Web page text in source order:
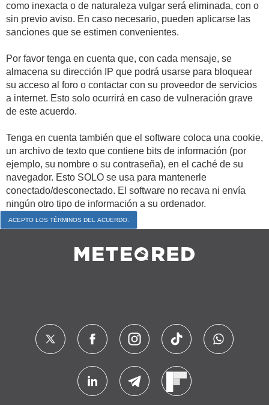
como inexacta o de naturaleza vulgar será eliminada, con o
sin previo aviso. En caso necesario, pueden aplicarse las
sanciones que se estimen convenientes.
Por favor tenga en cuenta que, con cada mensaje, se
almacena su dirección IP que podrá usarse para bloquear
su acceso al foro o contactar con su proveedor de servicios
a internet. Esto solo ocurrirá en caso de vulneración grave
de este acuerdo.
Tenga en cuenta también que el software coloca una cookie,
un archivo de texto que contiene bits de información (por
ejemplo, su nombre o su contraseña), en el caché de su
navegador. Esto SOLO se usa para mantenerle
conectado/desconectado. El software no recava ni envía
ningún otro tipo de información a su ordenador.